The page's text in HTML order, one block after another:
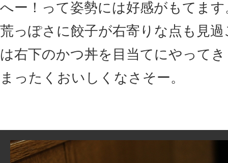
へー！って姿勢には好感がもてま
荒っぽさに餃子が右寄りな点も見
は右下のかつ丼を目当てにやって
まったくおいしくなさそー。